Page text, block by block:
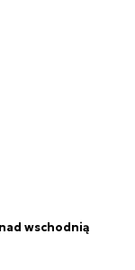
wschodnią